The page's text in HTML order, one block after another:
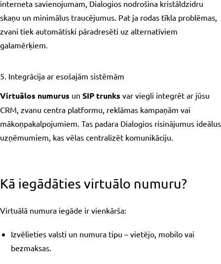
interneta savienojumam, Dialogios nodrošina kristāldzidru
skaņu un minimālus traucējumus. Pat ja rodas tīkla problēmas,
zvani tiek automātiski pāradresēti uz alternatīviem
galamērķiem.
5. Integrācija ar esošajām sistēmām
Virtuālos numurus un SIP trunks var viegli integrēt ar jūsu
CRM, zvanu centra platformu, reklāmas kampaņām vai
mākoņpakalpojumiem. Tas padara Dialogios risinājumus ideālus
uzņēmumiem, kas vēlas centralizēt komunikāciju.
Kā iegādāties virtuālo numuru?
Virtuālā numura iegāde ir vienkārša:
Izvēlieties valsti un numura tipu – vietējo, mobilo vai
bezmaksas.